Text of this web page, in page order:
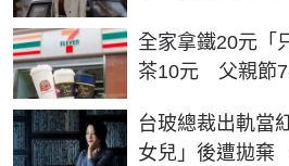
全家拿鐵20元「
茶10元 父親節
台玻總裁出軌當
女兒」後遭拋